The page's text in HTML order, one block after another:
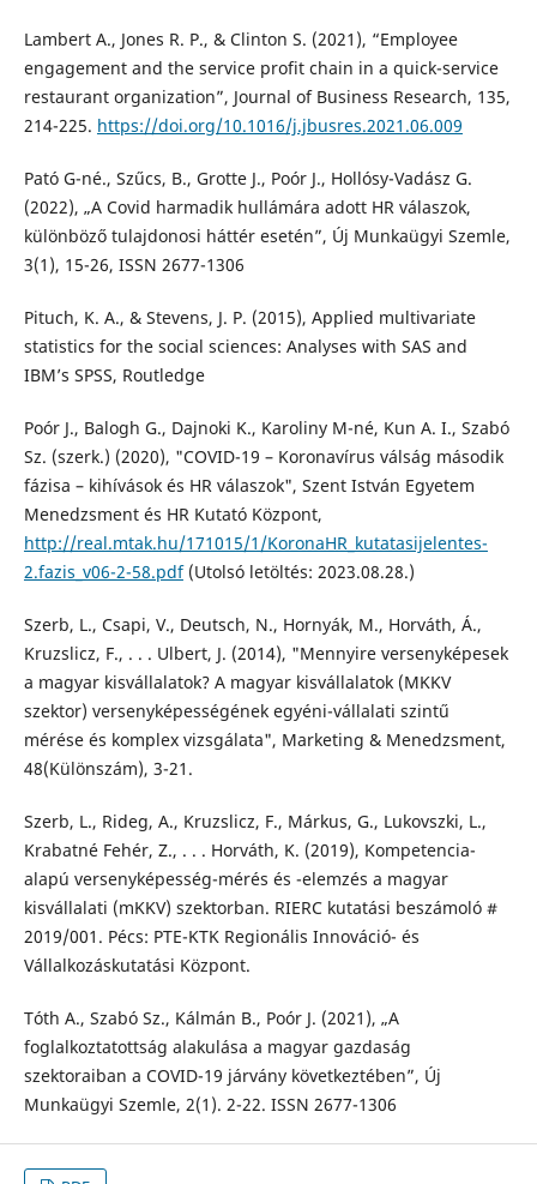
Lambert A., Jones R. P., & Clinton S. (2021), “Employee
engagement and the service profit chain in a quick-service
restaurant organization”, Journal of Business Research, 135,
214-225. https://doi.org/10.1016/j.jbusres.2021.06.009
Pató G-né., Szűcs, B., Grotte J., Poór J., Hollósy-Vadász G.
(2022), „A Covid harmadik hullámára adott HR válaszok,
különböző tulajdonosi háttér esetén”, Új Munkaügyi Szemle,
3(1), 15-26, ISSN 2677-1306
Pituch, K. A., & Stevens, J. P. (2015), Applied multivariate
statistics for the social sciences: Analyses with SAS and
IBM’s SPSS, Routledge
Poór J., Balogh G., Dajnoki K., Karoliny M-né, Kun A. I., Szabó
Sz. (szerk.) (2020), "COVID-19 – Koronavírus válság második
fázisa – kihívások és HR válaszok", Szent István Egyetem
Menedzsment és HR Kutató Központ,
http://real.mtak.hu/171015/1/KoronaHR_kutatasijelentes-
2.fazis_v06-2-58.pdf(Utolsó letöltés: 2023.08.28.)
Szerb, L., Csapi, V., Deutsch, N., Hornyák, M., Horváth, Á.,
Kruzslicz, F., . . . Ulbert, J. (2014), "Mennyire versenyképesek
a magyar kisvállalatok? A magyar kisvállalatok (MKKV
szektor) versenyképességének egyéni-vállalati szintű
mérése és komplex vizsgálata", Marketing & Menedzsment,
48(Különszám), 3-21.
Szerb, L., Rideg, A., Kruzslicz, F., Márkus, G., Lukovszki, L.,
Krabatné Fehér, Z., . . . Horváth, K. (2019), Kompetencia-
alapú versenyképesség-mérés és -elemzés a magyar
kisvállalati (mKKV) szektorban. RIERC kutatási beszámoló #
2019/001. Pécs: PTE-KTK Regionális Innováció- és
Vállalkozáskutatási Központ.
Tóth A., Szabó Sz., Kálmán B., Poór J. (2021), „A
foglalkoztatottság alakulása a magyar gazdaság
szektoraiban a COVID-19 járvány következtében”, Új
Munkaügyi Szemle, 2(1). 2-22. ISSN 2677-1306